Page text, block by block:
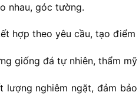
nhau, góc tường.
hợp theo yêu cầu, tạo điểm
giống đá tự nhiên, thẩm mỹ
lượng nghiêm ngặt, đảm bảo